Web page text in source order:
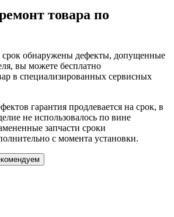
товара по
обнаружены дефекты, допущенные
вы можете бесплатно
в специализированных сервисных
гарантия продлевается на срок, в
не использовалось по вине
запчасти сроки
с момента установки.